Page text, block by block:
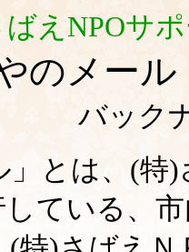
ばえNPOサ
やのメー
バック
」とは、(
ている、